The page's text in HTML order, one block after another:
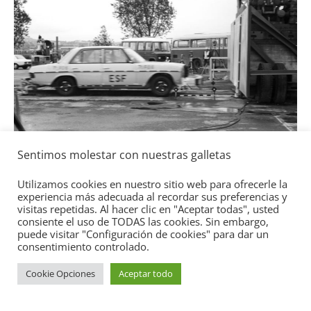
Benz ESF 05: 50 años de
de 2021 mospotter84 0
Seguridad
Llamada
Toyota y
gasolina
Copyright © 2026 Academia del Motor
Sentimos molestar con nuestras galletas
Utilizamos cookies en nuestro sitio web para ofrecerle la
experiencia más adecuada al recordar sus preferencias y
visitas repetidas. Al hacer clic en "Aceptar todas", usted
consiente el uso de TODAS las cookies. Sin embargo,
puede visitar "Configuración de cookies" para dar un
consentimiento controlado.
Cookie Opciones Aceptar todo